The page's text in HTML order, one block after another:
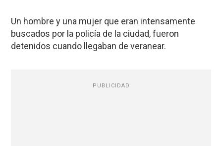
Un hombre y una mujer que eran intensamente
buscados por la policía de la ciudad, fueron
detenidos cuando llegaban de veranear.
PUBLICIDAD